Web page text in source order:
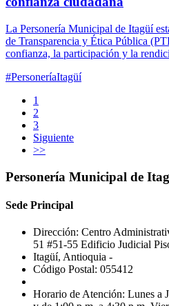
La Personería Municipal de Itagüí
de Transparencia y Ética Pública
confianza, la participación y la
#PersoneríaItagüí
1
2
3
Siguiente
>>
Personería Municipal de
Sede Principal
Dirección: Centro
51 #51-55 Edificio Judicial
Itagüí, Antioquia -
Código Postal: 055412
Horario de Atención: Lunes a